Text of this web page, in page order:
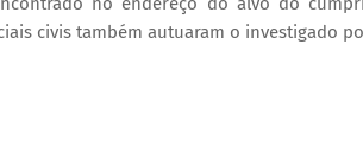
civis também autuaram o investigado